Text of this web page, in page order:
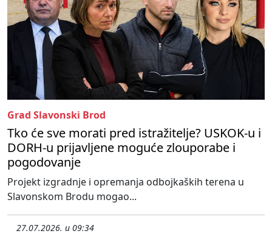
Grad Slavonski Brod
Tko će sve morati pred istražitelje? USKOK-u i
DORH-u prijavljene moguće zlouporabe i
pogodovanje
Projekt izgradnje i opremanja odbojkaških terena u
Slavonskom Brodu mogao...
27.07.2026. u 09:34